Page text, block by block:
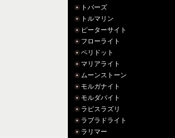
トパーズ
トルマリン
ピーターサイト
フローライト
ペリドット
マリアライト
ムーンストーン
モルガナイト
モルダバイト
ラピスラズリ
ラブラドライト
ラリマー